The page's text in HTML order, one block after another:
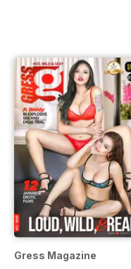
Gress Magazine